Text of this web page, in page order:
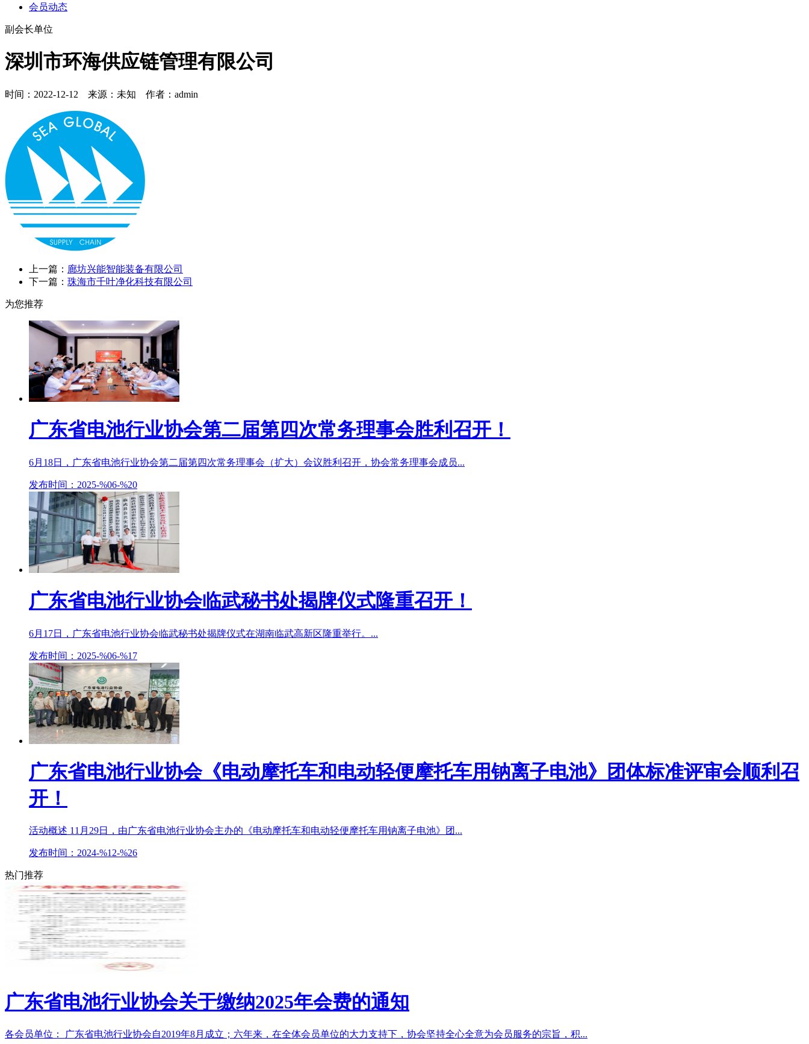
会员动态
副会长单位
深圳市环海供应链管理有限公司
时间：2022-12-12 来源：未知 作者：admin
上一篇： 廊坊兴能智能装备有限公司
下一篇： 珠海市千叶净化科技有限公司
为您推荐
广东省电池行业协会第二届第四次常务理事会胜利召开！
6月18日，广东省电池行业协会第二届第四次常务理事会（扩大）会议胜利召开，协会常务理事会成员...
发布时间：2025-%06-%20
广东省电池行业协会临武秘书处揭牌仪式隆重召开！
6月17日，广东省电池行业协会临武秘书处揭牌仪式在湖南临武高新区隆重举行。...
发布时间：2025-%06-%17
广东省电池行业协会《电动摩托车和电动轻便摩托车用钠离子电池》团体标准评审会顺利召
开！
活动概述 11月29日，由广东省电池行业协会主办的《电动摩托车和电动轻便摩托车用钠离子电池》团...
发布时间：2024-%12-%26
热门推荐
广东省电池行业协会关于缴纳2025年会费的通知
各会员单位： 广东省电池行业协会自2019年8月成立；六年来，在全体会员单位的大力支持下，协会坚持全心全意为会员服务的宗旨，积...